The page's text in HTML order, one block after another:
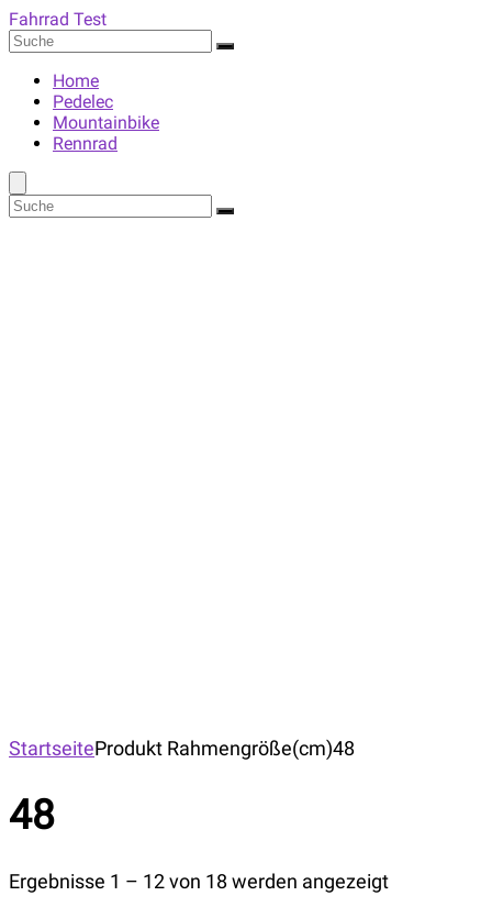
Fahrrad Test
Home
Pedelec
Mountainbike
Rennrad
StartseiteProdukt Rahmengröße(cm)48
48
Ergebnisse 1 – 12 von 18 werden angezeigt